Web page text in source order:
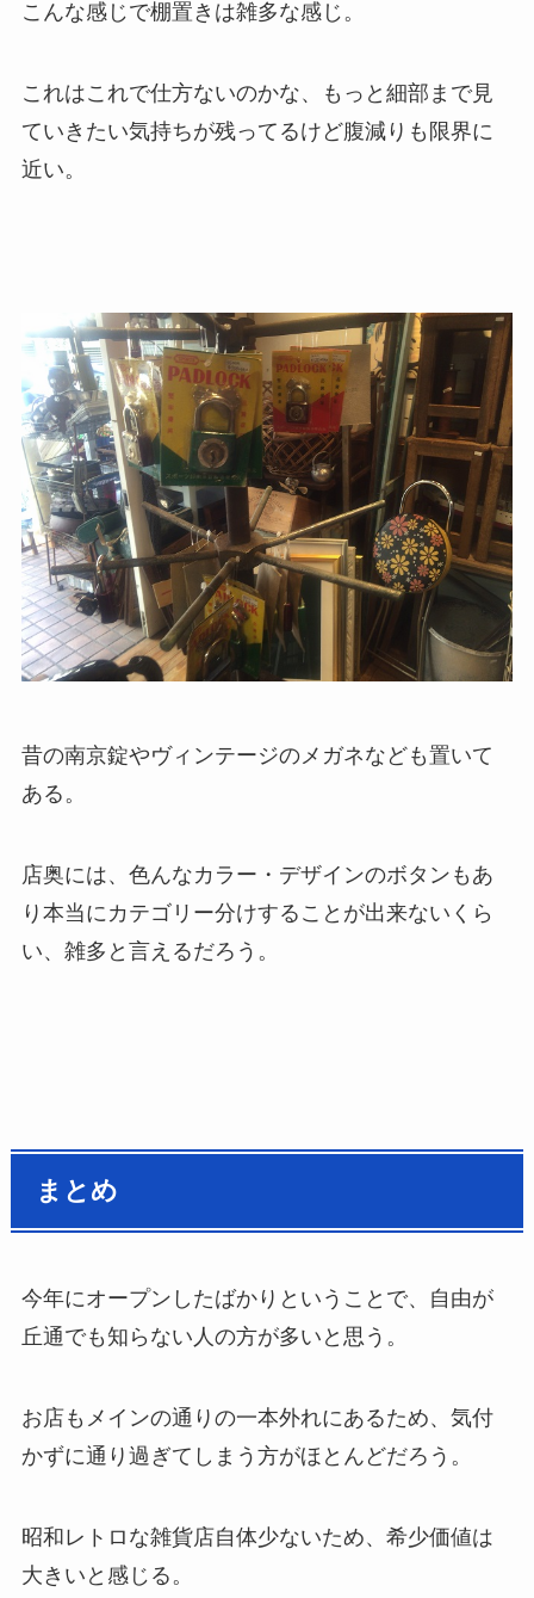
こんな感じで棚置きは雑多な感じ。
これはこれで仕方ないのかな、もっと細部まで見
ていきたい気持ちが残ってるけど腹減りも限界に
近い。
昔の南京錠やヴィンテージのメガネなども置いて
ある。
店奥には、色んなカラー・デザインのボタンもあ
り本当にカテゴリー分けすることが出来ないくら
い、雑多と言えるだろう。
まとめ
今年にオープンしたばかりということで、自由が
丘通でも知らない人の方が多いと思う。
お店もメインの通りの一本外れにあるため、気付
かずに通り過ぎてしまう方がほとんどだろう。
昭和レトロな雑貨店自体少ないため、希少価値は
大きいと感じる。